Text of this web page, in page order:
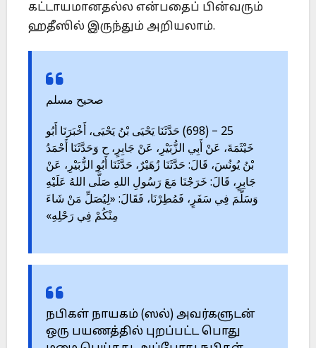
கட்டாயமானதல்ல என்பதைப் பின்வரும்
ஹதீஸில் இருந்தும் அறியலாம்.
صحيح مسلم
25 – (698) حَدَّثَنَا يَحْيَى بْنُ يَحْيَى، أَخْبَرَنَا أَبُو
خَيْثَمَةَ، عَنْ أَبِي الزُّبَيْرِ، عَنْ جَابِرٍ، ح وَحَدَّثَنَا أَحْمَدُ
بْنُ يُونُسَ، قَالَ: حَدَّثَنَا زُهَيْرٌ، حَدَّثَنَا أَبُو الزُّبَيْرِ، عَنْ
جَابِرٍ، قَالَ: خَرَجْنَا مَعَ رَسُولِ اللهِ صَلَّى اللهُ عَلَيْهِ
وَسَلَّمَ فِي سَفَرٍ، فَمُطِرْنَا، فَقَالَ: «لِيُصَلِّ مَنْ شَاءَ
مِنْكُمْ فِي رَحْلِهِ»
நபிகள் நாயகம் (ஸல்) அவர்களுடன்
ஒரு பயணத்தில் புறப்பட்ட பொது